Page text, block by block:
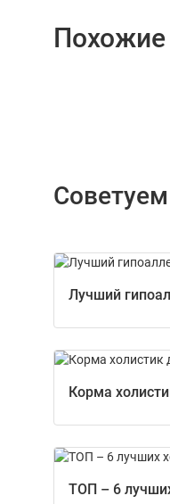
Лучший
Корма
ТОП – 6